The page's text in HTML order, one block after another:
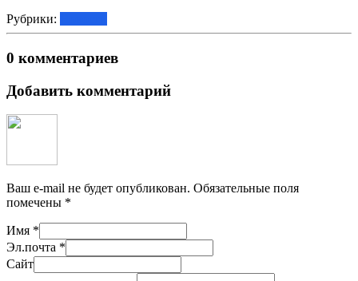
Рубрики:
0 комментариев
Добавить комментарий
Ваш e-mail не будет опубликован. Обязательные поля
помечены *
Имя *
Эл.почта *
Сайт